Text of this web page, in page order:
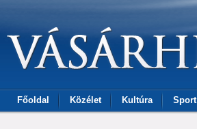
Főoldal Közélet Kultúra Sport